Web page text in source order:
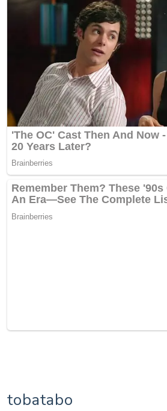
tobatabo